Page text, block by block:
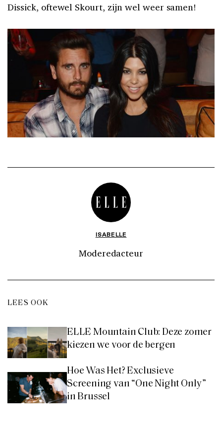
Dissick, oftewel Skourt, zijn wel weer samen!
ISABELLE
Moderedacteur
LEES OOK
ELLE Mountain Club: Deze zomer
kiezen we voor de bergen
Hoe Was Het? Exclusieve
Screening van “One Night Only”
in Brussel